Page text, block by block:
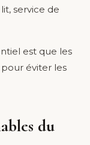
service de
est que les
éviter les
du